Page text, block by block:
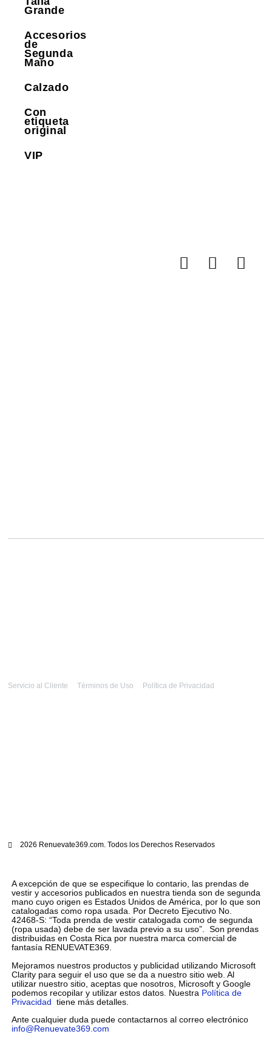
Grande
Accesorios
de
Segunda
Mano
Calzado
Con
etiqueta
original
VIP
2026 Renuevate369.com. Todos los Derechos Reservados
Servicio al Cliente Términos de Uso Política de Privacidad
A excepción de que se especifique lo contario, las prendas de
vestir y accesorios publicados en nuestra tienda son de segunda
mano cuyo origen es Estados Unidos de América, por lo que son
catalogadas como ropa usada. Por Decreto Ejecutivo No.
42468-S: “Toda prenda de vestir catalogada como de segunda
(ropa usada) debe de ser lavada previo a su uso”. Son prendas
distribuidas en Costa Rica por nuestra marca comercial de
fantasía RENUEVATE369.
Mejoramos nuestros productos y publicidad utilizando Microsoft
Clarity para seguir el uso que se da a nuestro sitio web. Al
utilizar nuestro sitio, aceptas que nosotros, Microsoft y Google
podemos recopilar y utilizar estos datos. Nuestra Política de
Privacidad tiene más detalles.
Ante cualquier duda puede contactarnos al correo electrónico
info@Renuevate369.com